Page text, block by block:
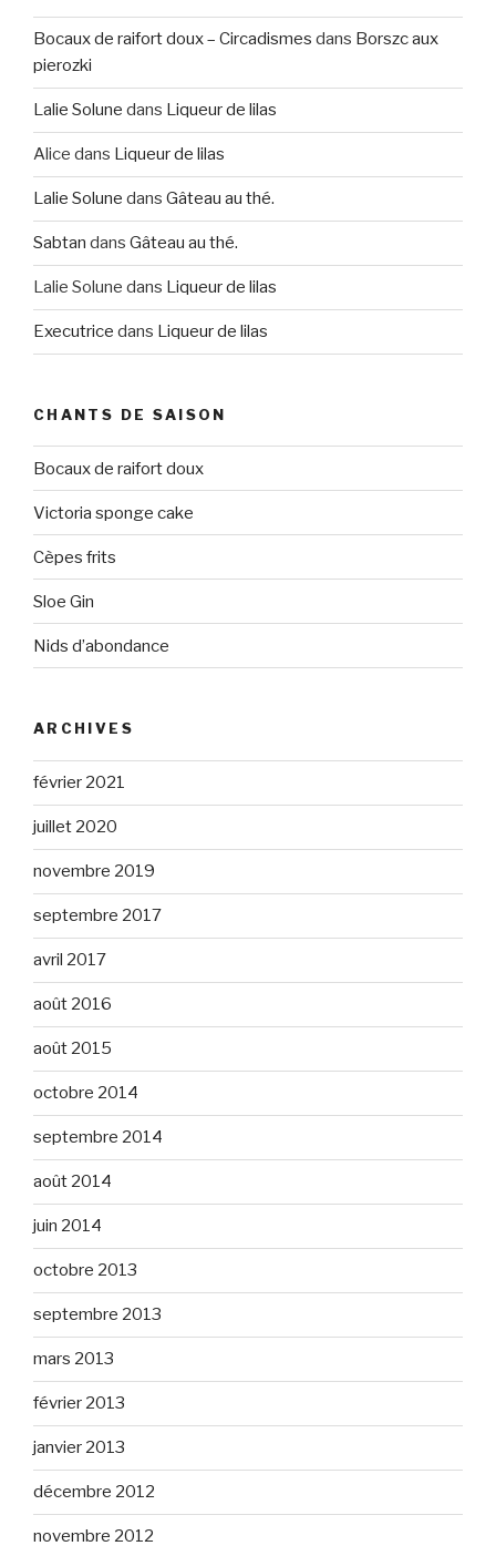
Bocaux de raifort doux – Circadismes dans Borszc aux
pierozki
Lalie Solune dans Liqueur de lilas
Alice dans Liqueur de lilas
Lalie Solune dans Gâteau au thé.
Sabtan dans Gâteau au thé.
Lalie Solune dans Liqueur de lilas
Executrice dans Liqueur de lilas
CHANTS DE SAISON
Bocaux de raifort doux
Victoria sponge cake
Cèpes frits
Sloe Gin
Nids d’abondance
ARCHIVES
février 2021
juillet 2020
novembre 2019
septembre 2017
avril 2017
août 2016
août 2015
octobre 2014
septembre 2014
août 2014
juin 2014
octobre 2013
septembre 2013
mars 2013
février 2013
janvier 2013
décembre 2012
novembre 2012